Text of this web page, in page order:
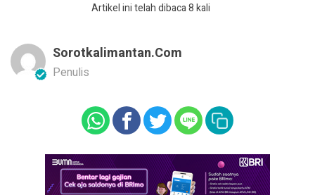
Artikel ini telah dibaca 8 kali
Sorotkalimantan.com
Penulis